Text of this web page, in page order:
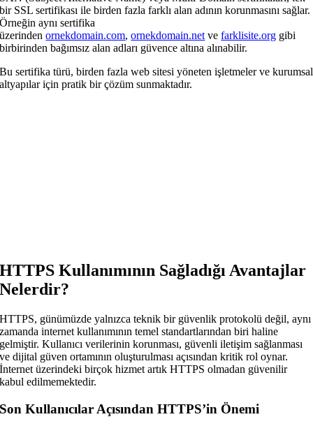
bir SSL sertifikası ile birden fazla farklı alan adının korunmasını sağlar.
Örneğin aynı sertifika
üzerindenornekdomain.com,ornekdomain.net vefarklisite.org gibi
birbirinden bağımsız alan adları güvence altına alınabilir.
Bu sertifika türü, birden fazla web sitesi yöneten işletmeler ve kurumsal
altyapılar için pratik bir çözüm sunmaktadır.
HTTPS Kullanımının Sağladığı Avantajlar
Nelerdir?
HTTPS, günümüzde yalnızca teknik bir güvenlik protokolü değil, aynı
zamanda internet kullanımının temel standartlarından biri haline
gelmiştir. Kullanıcı verilerinin korunması, güvenli iletişim sağlanması
ve dijital güven ortamının oluşturulması açısından kritik rol oynar.
İnternet üzerindeki birçok hizmet artık HTTPS olmadan güvenilir
kabul edilmemektedir.
Son Kullanıcılar Açısından HTTPS’in Önemi